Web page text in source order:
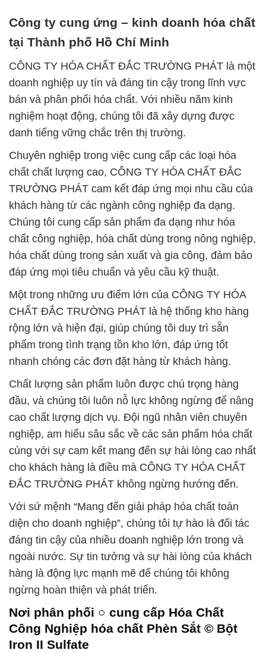
Công ty cung ứng – kinh doanh hóa chất
tại Thành phố Hồ Chí Minh
CÔNG TY HÓA CHẤT ĐẮC TRƯỜNG PHÁT là một
doanh nghiệp uy tín và đáng tin cậy trong lĩnh vực
bán và phân phối hóa chất. Với nhiều năm kinh
nghiệm hoạt động, chúng tôi đã xây dựng được
danh tiếng vững chắc trên thị trường.
Chuyên nghiệp trong việc cung cấp các loại hóa
chất chất lượng cao, CÔNG TY HÓA CHẤT ĐẮC
TRƯỜNG PHÁT cam kết đáp ứng mọi nhu cầu của
khách hàng từ các ngành công nghiệp đa dạng.
Chúng tôi cung cấp sản phẩm đa dạng như hóa
chất công nghiệp, hóa chất dùng trong nông nghiệp,
hóa chất dùng trong sản xuất và gia công, đảm bảo
đáp ứng mọi tiêu chuẩn và yêu cầu kỹ thuật.
Một trong những ưu điểm lớn của CÔNG TY HÓA
CHẤT ĐẮC TRƯỜNG PHÁT là hệ thống kho hàng
rộng lớn và hiện đại, giúp chúng tôi duy trì sẵn
phẩm trong tình trạng tồn kho lớn, đáp ứng tốt
nhanh chóng các đơn đặt hàng từ khách hàng.
Chất lượng sản phẩm luôn được chú trọng hàng
đầu, và chúng tôi luôn nỗ lực không ngừng để nâng
cao chất lượng dịch vụ. Đội ngũ nhân viên chuyên
nghiệp, am hiểu sâu sắc về các sản phẩm hóa chất
cùng với sự cam kết mang đến sự hài lòng cao nhất
cho khách hàng là điều mà CÔNG TY HÓA CHẤT
ĐẮC TRƯỜNG PHÁT không ngừng hướng đến.
Với sứ mệnh “Mang đến giải pháp hóa chất toàn
diện cho doanh nghiệp”, chúng tôi tự hào là đối tác
đáng tin cậy của nhiều doanh nghiệp lớn trong và
ngoài nước. Sự tin tưởng và sự hài lòng của khách
hàng là động lực mạnh mẽ để chúng tôi không
ngừng hoàn thiện và phát triển.
Nơi phân phối ○ cung cấp Hóa Chất
Công Nghiệp hóa chất Phèn Sắt © Bột
Iron II Sulfate